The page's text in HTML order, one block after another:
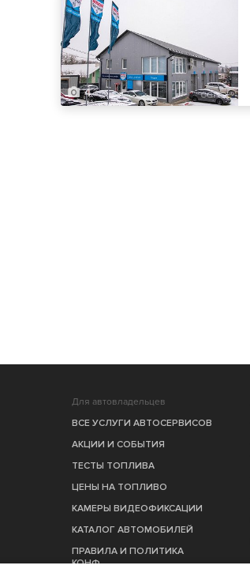
4
Для автовладельцев
ВСЕ УСЛУГИ АВТОСЕРВИСОВ
АКЦИИ И СОБЫТИЯ
ТЕСТЫ ТОПЛИВА
ЦЕНЫ НА ТОПЛИВО
КАМЕРЫ ВИДЕОФИКСАЦИИ
КАТАЛОГ АВТОМОБИЛЕЙ
ПРАВИЛА И ПОЛИТИКА
КОНФ.